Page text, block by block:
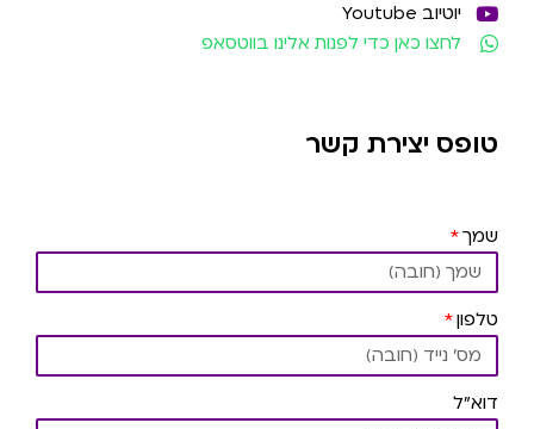
יוטיוב Youtube
לחצו כאן כדי לפנות אלינו בווטסאפ
טופס יצירת קשר
שמך
טלפון
דוא"ל